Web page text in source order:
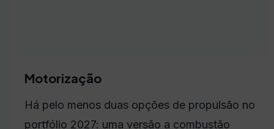
Motorização
Há pelo menos duas opções de propulsão no
portfólio 2027: uma versão a combustão